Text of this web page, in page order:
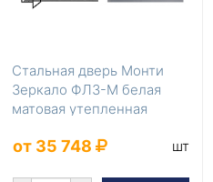
Стальная дверь Монти
Зеркало ФЛЗ-М белая
матовая утепленная
от 35 748 шт